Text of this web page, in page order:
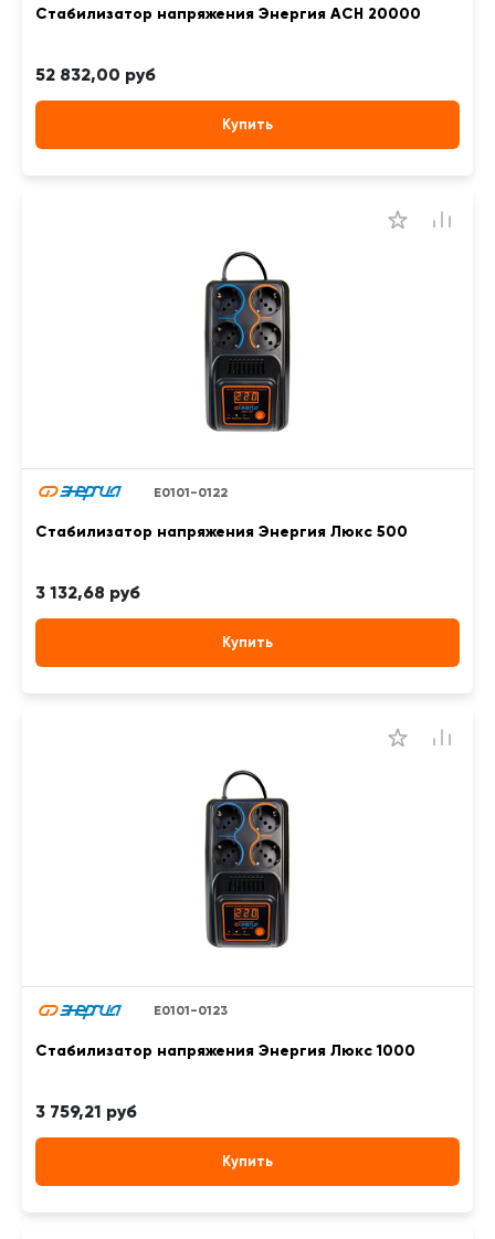
Стабилизатор напряжения Энергия АСН 20000
52 832,00 руб
Купить
Е0101-0122
Стабилизатор напряжения Энергия Люкс 500
3 132,68 руб
Купить
Е0101-0123
Стабилизатор напряжения Энергия Люкс 1000
3 759,21 руб
Купить